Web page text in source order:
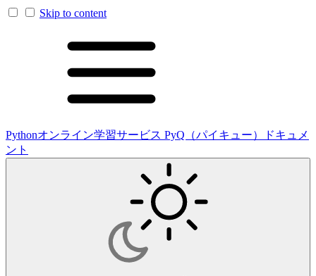
Skip to content
Pythonオンライン学習サービス PyQ（パイキュー）ドキュメ
ント